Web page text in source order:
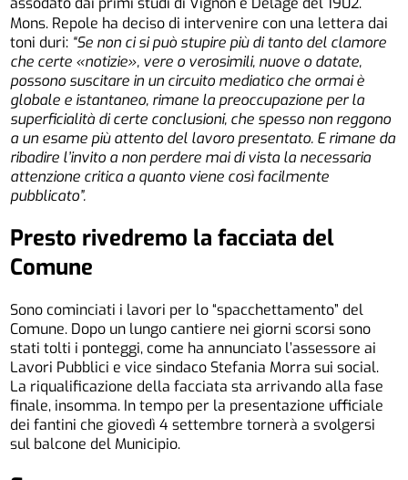
Mons. Repole ha deciso di intervenire con una lettera dai
toni duri: “Se non ci si può stupire più di tanto del clamore
che certe «notizie», vere o verosimili, nuove o datate,
possono suscitare in un circuito mediatico che ormai è
globale e istantaneo, rimane la preoccupazione per la
superficialità di certe conclusioni, che spesso non reggono
a un esame più attento del lavoro presentato. E rimane da
ribadire l’invito a non perdere mai di vista la necessaria
attenzione critica a quanto viene così facilmente
pubblicato”.
Presto rivedremo la facciata del
Comune
Sono cominciati i lavori per lo “spacchettamento” del
Comune. Dopo un lungo cantiere nei giorni scorsi sono
stati tolti i ponteggi, come ha annunciato l’assessore ai
Lavori Pubblici e vice sindaco Stefania Morra sui social.
La riqualificazione della facciata sta arrivando alla fase
finale, insomma. In tempo per la presentazione ufficiale
dei fantini che giovedì 4 settembre tornerà a svolgersi
sul balcone del Municipio.